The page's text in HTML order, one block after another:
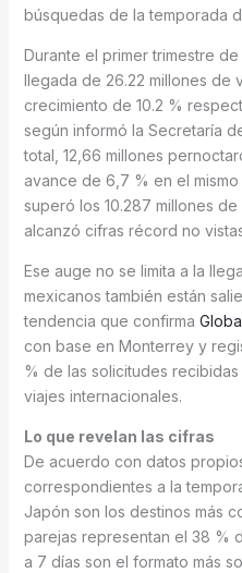
búsquedas de la temporada
Durante el primer trimestre
llegada de 26.22 millones de
crecimiento de 10.2 %
según informó la Secretaría
total, 12,66 millones
avance de 6,7 % en el
superó los 10.287 millones
alcanzó cifras récord no
Ese auge no se limita a la
mexicanos también están
tendencia que confirma
con base en Monterrey y
% de las solicitudes
viajes internacionales.
Lo que revelan las cifras
De acuerdo con datos
correspondientes a la
Japón son los destinos más
parejas representan el 38 %
a 7 días son el formato más